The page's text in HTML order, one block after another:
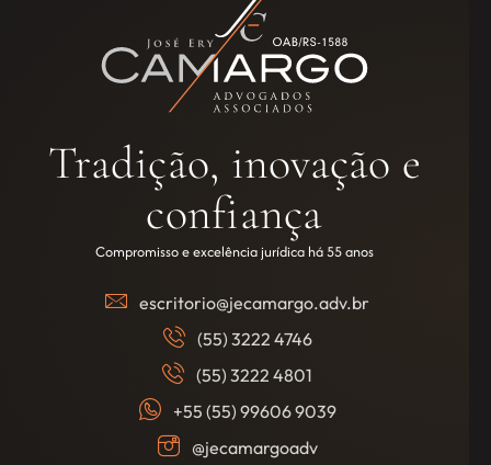
Tradição, inovação e
confiança
Compromisso e excelência jurídica há 55 anos
escritorio@jecamargo.adv.br
(55) 3222 4746
(55) 3222 4801
+55 (55) 99606 9039
@jecamargoadv